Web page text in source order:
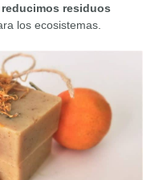
residuos
los ecosistemas.